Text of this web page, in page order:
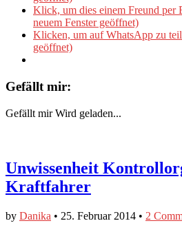
Klick, um dies einem Freund per
neuem Fenster geöffnet)
Klicken, um auf WhatsApp zu
geöffnet)
Gefällt mir:
Gefällt mir Wird geladen...
Unwissenheit
Kraftfahrer
by Danika • 25. Februar 2014 • 2